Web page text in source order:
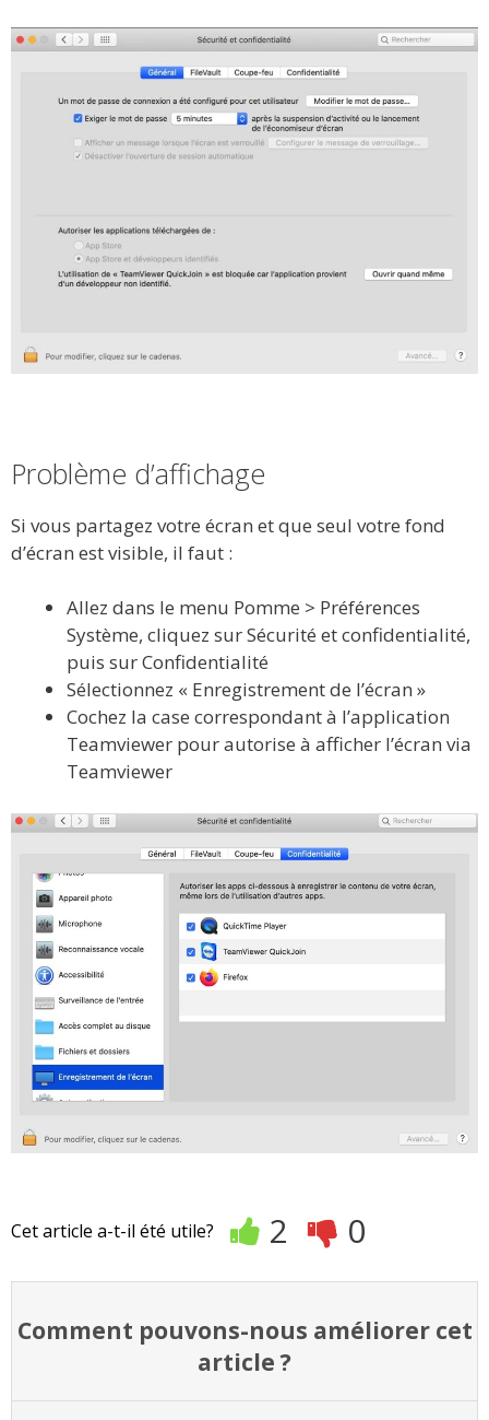
Problème d’affichage
Si vous partagez votre écran et que seul votre fond
d’écran est visible, il faut :
Allez dans le menu Pomme > Préférences
Système, cliquez sur Sécurité et confidentialité,
puis sur Confidentialité
Sélectionnez « Enregistrement de l’écran »
Cochez la case correspondant à l’application
Teamviewer pour autorise à afficher l’écran via
Teamviewer
Cet article a-t-il été utile? 2 0
Comment pouvons-nous améliorer cet
article ?